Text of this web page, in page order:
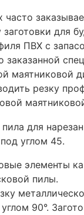
для
ПВХ с
маятниковой
резку
углом 45.
элементы
пилы.
90°.